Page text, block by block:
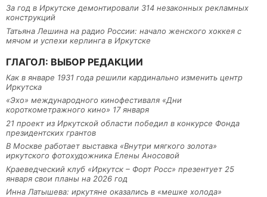
За год в Иркутске демонтировали 314 незаконных рекламных
конструкций
Татьяна Лешина на радио России: начало женского хоккея с
мячом и успехи керлинга в Иркутске
ГЛАГОЛ: ВЫБОР РЕДАКЦИИ
Как в январе 1931 года решили кардинально изменить центр
Иркутска
«Эхо» международного кинофестиваля «Дни
короткометражного кино» 17 января
21 проект из Иркутской области победил в конкурсе Фонда
президентских грантов
В Москве работает выставка «Внутри мягкого золота»
иркутского фотохудожника Елены Аносовой
Краеведческий клуб «Иркутск – Форт Росс» презентует 25
января свои планы на 2026 год
Инна Латышева: иркутяне оказались в «мешке холода»